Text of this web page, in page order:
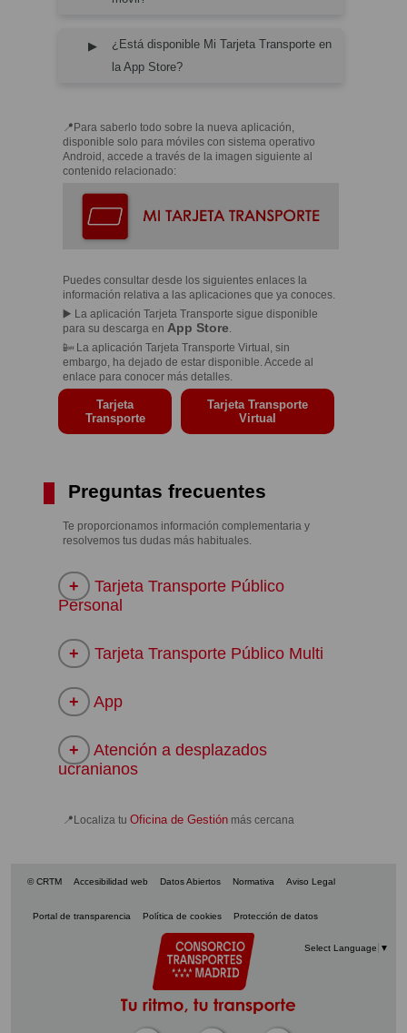
¿Está disponible Mi Tarjeta Transporte en
la App Store?
📍Para saberlo todo sobre la nueva aplicación,
disponible solo para móviles con sistema operativo
Android, accede a través de la imagen siguiente al
contenido relacionado:
Puedes consultar desde los siguientes enlaces la
información relativa a las aplicaciones que ya conoces.
▶️ La aplicación Tarjeta Transporte sigue disponible
para su descarga enApp Store.
📴 La aplicación Tarjeta Transporte Virtual, sin
embargo, ha dejado de estar disponible. Accede al
enlace para conocer más detalles.
Tarjeta
Transporte
Tarjeta Transporte
Virtual
Preguntas frecuentes
Te proporcionamos información complementaria y
resolvemos tus dudas más habituales.
Tarjeta Transporte Público
Personal
Tarjeta Transporte Público Multi
App
Atención a desplazados
ucranianos
📍Localiza tuOficina de Gestión más cercana
© CRTM Accesibilidad web Datos Abiertos Normativa Aviso Legal
Portal de transparencia Política de cookies Protección de datos
Select Language ▼